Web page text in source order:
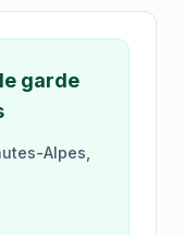
garde
Alpes,